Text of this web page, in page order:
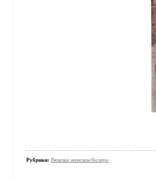
Рубрики: Вязалки женские/болеро